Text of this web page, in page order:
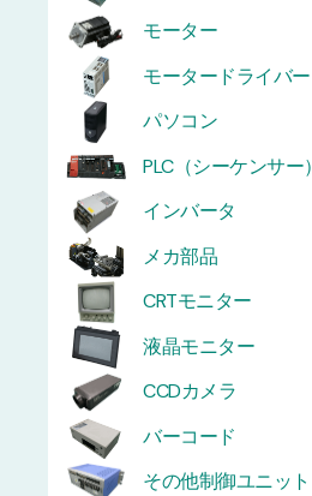
モーター
モータードライバー
パソコン
PLC（シーケンサー）
インバータ
メカ部品
CRTモニター
液晶モニター
CCDカメラ
バーコード
その他制御ユニット